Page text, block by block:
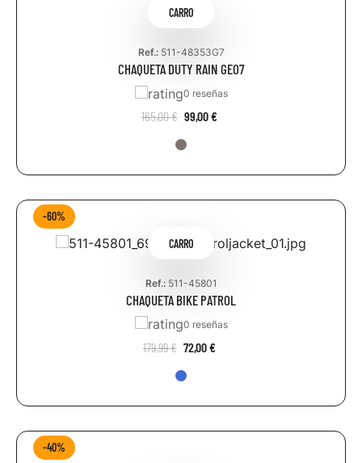
CARRO
Ref.:511-48353G7
CHAQUETA DUTY RAIN GEO7
0 reseñas
165,00 € 99,00 €
-60%
CARRO
Ref.:511-45801
CHAQUETA BIKE PATROL
0 reseñas
179,99 € 72,00 €
-40%